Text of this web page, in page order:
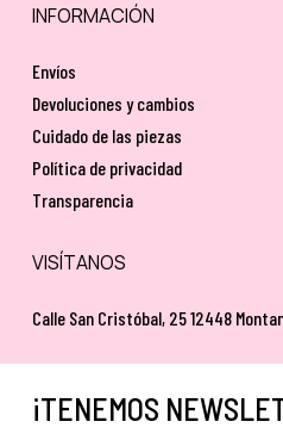
INFORMACIÓN
Envíos
Devoluciones y cambios
Cuidado de las piezas
Política de privacidad
Transparencia
VISÍTANOS
Calle San Cristóbal, 25 12448
¡TENEMOS